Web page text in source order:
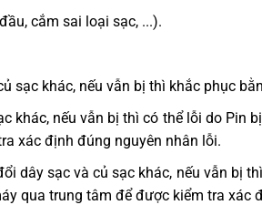
cắm sai loại sạc, ...).
khác, nếu vẫn bị thì khắc phục
nếu vẫn bị thì có thể lỗi do Pin
xác định đúng nguyên nhân lỗi.
sạc và củ sạc khác, nếu vẫn bị
qua trung tâm để được kiểm tra xác